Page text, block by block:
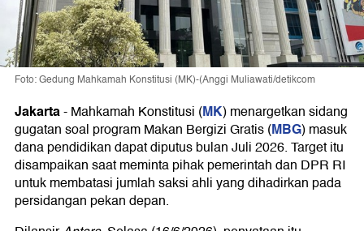
Foto: Gedung Mahkamah Konstitusi (MK)-(Anggi Muliawati/detikcom
Jakarta-Mahkamah Konstitusi (MK) menargetkan sidang
gugatan soal program Makan Bergizi Gratis (MBG) masuk
dana pendidikan dapat diputus bulan Juli 2026. Target itu
disampaikan saat meminta pihak pemerintah dan DPR RI
untuk membatasi jumlah saksi ahli yang dihadirkan pada
persidangan pekan depan.